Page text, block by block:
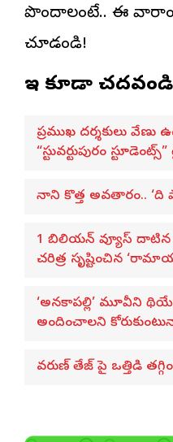
పొందాలంటే.. ఈ
చూడండి!
ఇవి కూడా చదవండి
ప్రముఖ దర్శకులు వేణు
“స్టువర్టుపురం
నాని కొత్త అవతారం.. ‘ది
1 బిలియన్ వ్యూస్
చరిత్ర సృష్టించిన
‘అనకాపల్లి’ మూవీని
అందించాలని
వరుణ్ తేజ్‌ పై ఒత్తిడి